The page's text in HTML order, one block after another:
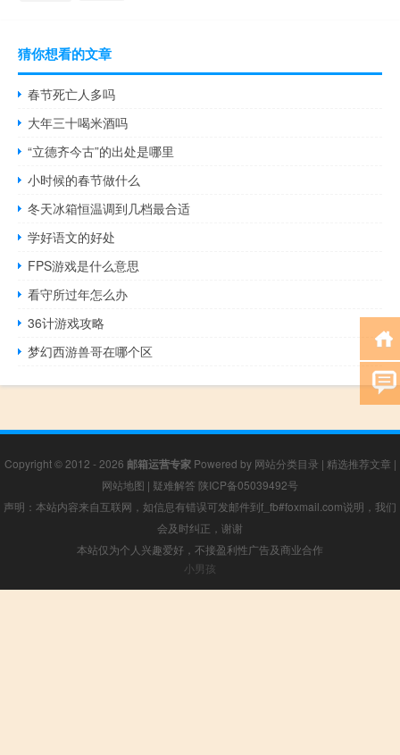
猜你想看的文章
春节死亡人多吗
大年三十喝米酒吗
“立德齐今古”的出处是哪里
小时候的春节做什么
冬天冰箱恒温调到几档最合适
学好语文的好处
FPS游戏是什么意思
看守所过年怎么办
36计游戏攻略
梦幻西游兽哥在哪个区
Copyright © 2012 - 2026 邮箱运营专家Powered by 网站分类目录 | 精选推荐文章 |
网站地图 | 疑难解答 陕ICP备05039492号
声明：本站内容来自互联网，如信息有错误可发邮件到f_fb#foxmail.com说明，我们
会及时纠正，谢谢
本站仅为个人兴趣爱好，不接盈利性广告及商业合作
小男孩